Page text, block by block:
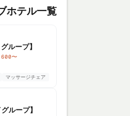
ホテル一覧
ループ】
〜
マッサージチェア
ループ】